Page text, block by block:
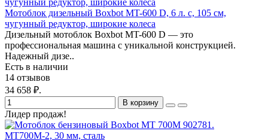
Мотоблок дизельный Boxbot MT-600 D, 6 л. с, 105 см,
чугунный редуктор, широкие колеса
Дизельный мотоблок Boxbot MT-600 D — это
профессиональная машина с уникальной конструкцией.
Надежный дизе..
Есть в наличии
14 отзывов
34 658 ₽.
В корзину
Лидер продаж!